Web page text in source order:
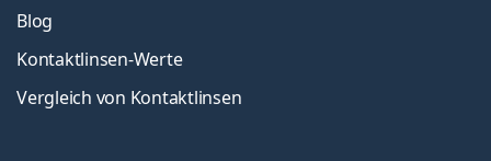
Blog
Kontaktlinsen-Werte
Vergleich von Kontaktlinsen